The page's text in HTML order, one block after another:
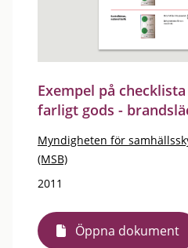
Exempel på
farligt gods -
Myndigheten för
(MSB)
2011
Öppna dokument